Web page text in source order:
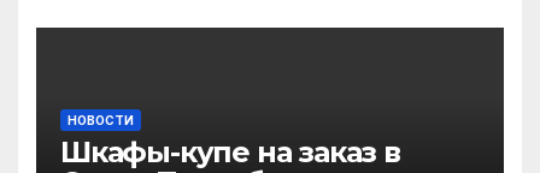
НОВОСТИ
Шкафы-купе на заказ в